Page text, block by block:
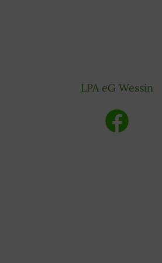
LPA eG Wessin